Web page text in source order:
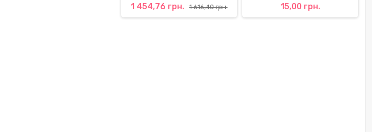
1 454,76 грн. 1 616,40 грн. 15,00 грн.